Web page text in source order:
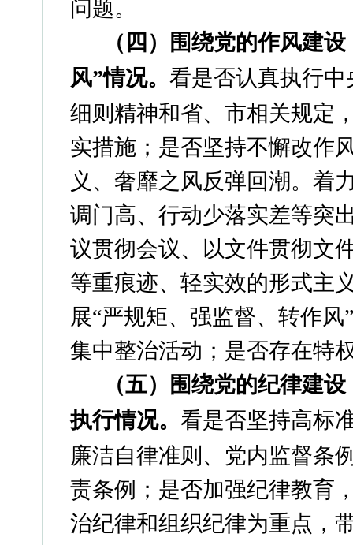
问题。
（四）围绕党的作风建
风”情况。 看是否认真执行
细则精神和省、市相关规定
实措施；是否坚持不懈改作
义、奢靡之风反弹回潮。着
调门高、行动少落实差等突
议贯彻会议、以文件贯彻文
等重痕迹、轻实效的形式主
展“严规矩、强监督、转作
集中整治活动；是否存在特
（五）
围绕党的纪律建
执行情况。 看是否坚持高标
廉洁自律准则、党内监督条
责条例；是否加强纪律教育
治纪律和组织纪律为重点，